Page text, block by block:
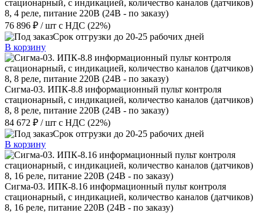
стационарный, с индикацией, количество каналов (датчиков)
8, 4 реле, питание 220В (24В - по заказу)
76 896 ₽ / шт с НДС (22%)
Срок отгрузки до 20-25 рабочих дней
В корзину
Сигма-03. ИПК-8.8 информационный пульт контроля
стационарный, с индикацией, количество каналов (датчиков)
8, 8 реле, питание 220В (24В - по заказу)
84 672 ₽ / шт с НДС (22%)
Срок отгрузки до 20-25 рабочих дней
В корзину
Сигма-03. ИПК-8.16 информационный пульт контроля
стационарный, с индикацией, количество каналов (датчиков)
8, 16 реле, питание 220В (24В - по заказу)